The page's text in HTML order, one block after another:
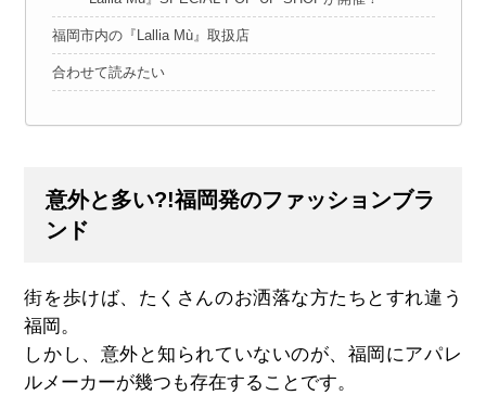
福岡市内の『Lallia Mù』取扱店
合わせて読みたい
意外と多い?!福岡発のファッションブラ
ンド
街を歩けば、たくさんのお洒落な方たちとすれ違う
福岡。
しかし、意外と知られていないのが、福岡にアパレ
ルメーカーが幾つも存在することです。